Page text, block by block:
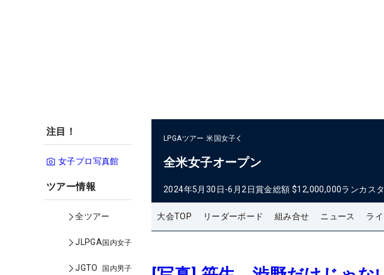
注目！
女子プロ写真館
ツアー情報
全ツアー
JLPGA国内女子
JGTO 国内男子
LPGAツアー 米国女子
全米女子オープン
2024年5月30日-6月2日賞金総額 $12,000,000ランカス
大会TOP リーダーボード 組み合せ ニュース ラ